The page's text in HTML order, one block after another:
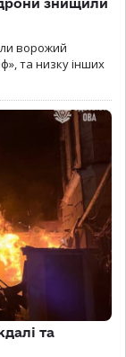
дрони знищили
ворожий
та низку інших
та